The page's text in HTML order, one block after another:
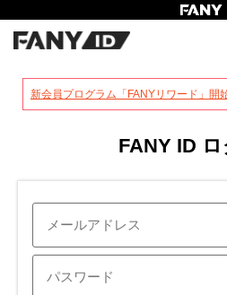
新会員プログラム「FANYリワード」開
FANY ID